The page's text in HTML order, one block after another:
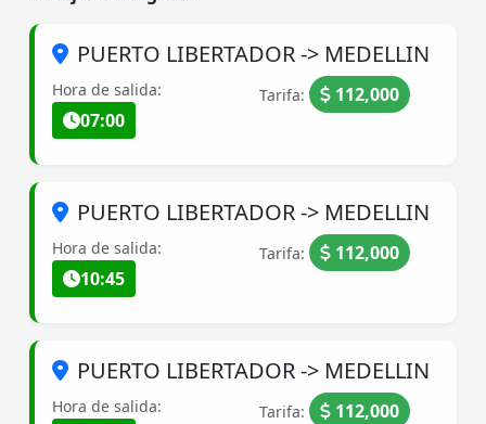
PUERTO LIBERTADOR -> MEDELLIN
Hora de salida:
07:00
Tarifa: 112,000
PUERTO LIBERTADOR -> MEDELLIN
Hora de salida:
10:45
Tarifa: 112,000
PUERTO LIBERTADOR -> MEDELLIN
Hora de salida: Tarifa: 112,000